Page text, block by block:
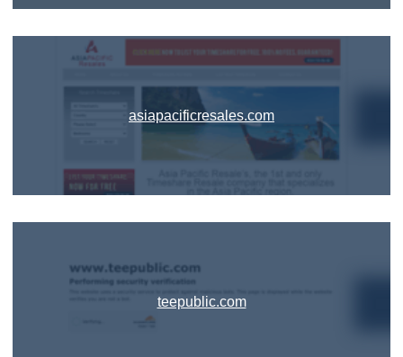
asiapacificresales.com
teepublic.com